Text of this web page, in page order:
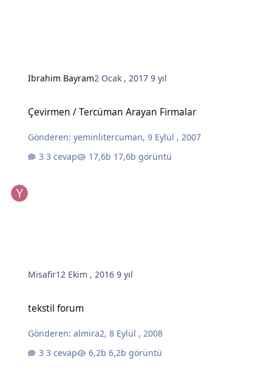
Ibrahim Bayram2 Ocak , 20179 yıl
Çevirmen / Tercüman Arayan Firmalar
Gönderen:yeminlitercuman,9 Eylül , 2007
3 cevap
17,6b görüntü
Misafir12 Ekim , 20169 yıl
tekstil forum
Gönderen:almira2,8 Eylül , 2008
3 cevap
6,2b görüntü